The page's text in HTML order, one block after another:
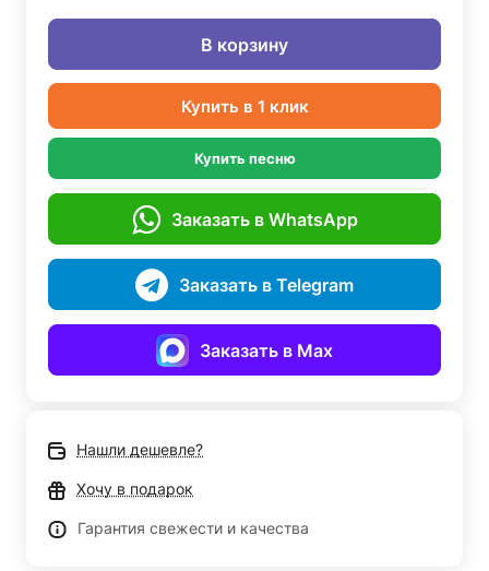
В корзину
Купить в 1 клик
Купить песню
Заказать в WhatsApp
Заказать в Telegram
Заказать в Max
Нашли дешевле?
Хочу в подарок
Гарантия свежести и качества